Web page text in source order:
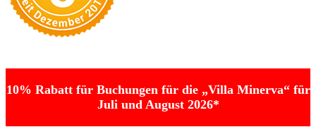
10% Rabatt für Buchungen für die „Villa Minerva“ für
Juli und August 2026*